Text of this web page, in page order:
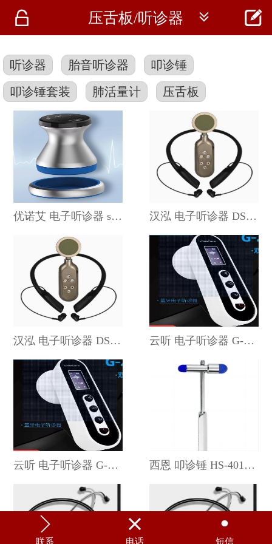
 首页
仪器
医疗资讯
 压舌板/听诊器  
听诊器 胎音听诊器 叩诊锤
叩诊锤套装 肺活量计 压舌板
优诺艾 电子听诊器 smartho-D2 汉泓 电子听诊器 DS88A
汉泓 电子听诊器 DS88B 云听 电子听诊器 G-200
云听 电子听诊器 G-210 西恩 叩诊锤 HS-401G03

联系

电话

短信